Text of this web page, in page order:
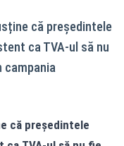
că președintele
ca TVA-ul să nu
campania
că președintele